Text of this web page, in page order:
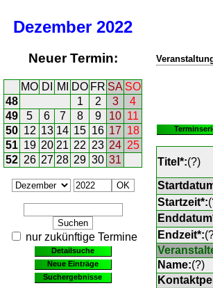
Dezember 2022
Neuer Termin:
MO DI MI DO FR SA SO
48
1 2 3
4
49
5 6 7 8 9 10 11
50 12 13 14 15 16 17 18
51 19 20 21 22 23 24 25
52 26 27 28 29 30 31
nur zukünftige Termine
Detailsuche
Neue Einträge
Suchergebnisse
Titel*:(?)
Startzeit*:(
Endzeit*:(
Name:(?)